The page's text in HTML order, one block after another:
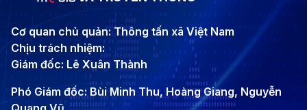
Cơ quan chủ quản: Thông tấn xã Việt Nam
Chịu trách nhiệm:
Giám đốc: Lê Xuân Thành
Phó Giám đốc: Bùi Minh Thu, Hoàng Giang, Nguyễn